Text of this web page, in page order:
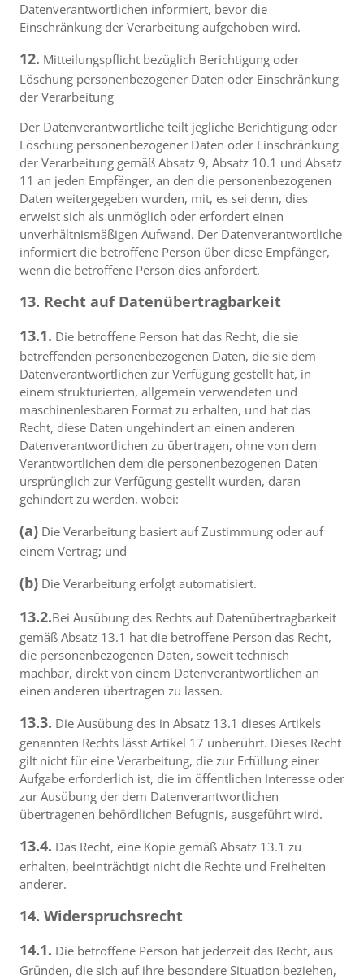
Datenverantwortlichen informiert, bevor die
Einschränkung der Verarbeitung aufgehoben wird.
12. Mitteilungspflicht bezüglich Berichtigung oder
Löschung personenbezogener Daten oder Einschränkung
der Verarbeitung
Der Datenverantwortliche teilt jegliche Berichtigung oder
Löschung personenbezogener Daten oder Einschränkung
der Verarbeitung gemäß Absatz 9, Absatz 10.1 und Absatz
11 an jeden Empfänger, an den die personenbezogenen
Daten weitergegeben wurden, mit, es sei denn, dies
erweist sich als unmöglich oder erfordert einen
unverhältnismäßigen Aufwand. Der Datenverantwortliche
informiert die betroffene Person über diese Empfänger,
wenn die betroffene Person dies anfordert.
13. Recht auf Datenübertragbarkeit
13.1. Die betroffene Person hat das Recht, die sie
betreffenden personenbezogenen Daten, die sie dem
Datenverantwortlichen zur Verfügung gestellt hat, in
einem strukturierten, allgemein verwendeten und
maschinenlesbaren Format zu erhalten, und hat das
Recht, diese Daten ungehindert an einen anderen
Datenverantwortlichen zu übertragen, ohne von dem
Verantwortlichen dem die personenbezogenen Daten
ursprünglich zur Verfügung gestellt wurden, daran
gehindert zu werden, wobei:
(a) Die Verarbeitung basiert auf Zustimmung oder auf
einem Vertrag; und
(b) Die Verarbeitung erfolgt automatisiert.
13.2.Bei Ausübung des Rechts auf Datenübertragbarkeit
gemäß Absatz 13.1 hat die betroffene Person das Recht,
die personenbezogenen Daten, soweit technisch
machbar, direkt von einem Datenverantwortlichen an
einen anderen übertragen zu lassen.
13.3. Die Ausübung des in Absatz 13.1 dieses Artikels
genannten Rechts lässt Artikel 17 unberührt. Dieses Recht
gilt nicht für eine Verarbeitung, die zur Erfüllung einer
Aufgabe erforderlich ist, die im öffentlichen Interesse oder
zur Ausübung der dem Datenverantwortlichen
übertragenen behördlichen Befugnis, ausgeführt wird.
13.4. Das Recht, eine Kopie gemäß Absatz 13.1 zu
erhalten, beeinträchtigt nicht die Rechte und Freiheiten
anderer.
14. Widerspruchsrecht
14.1. Die betroffene Person hat jederzeit das Recht, aus
Gründen, die sich auf ihre besondere Situation beziehen,